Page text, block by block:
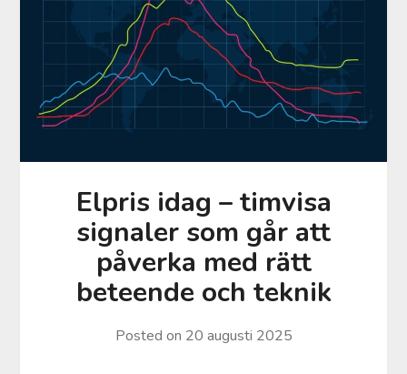
Elpris idag – timvisa
signaler som går att
påverka med rätt
beteende och teknik
Posted on 20 augusti 2025